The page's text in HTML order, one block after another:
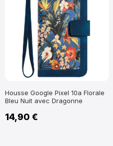
Housse Google Pixel 10a Florale
Bleu Nuit avec Dragonne
14,90 €